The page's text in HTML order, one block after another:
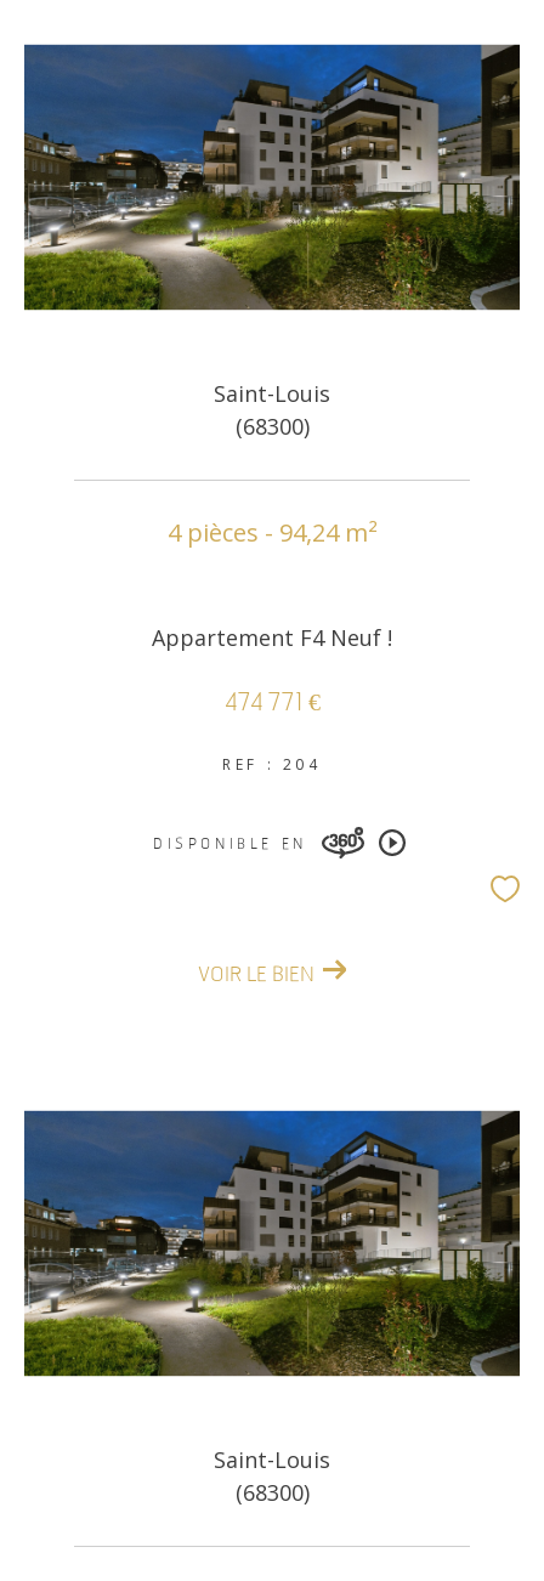
Saint-Louis
(68300)
4 pièces - 94,24 m²
Appartement F4 Neuf !
474 771 €
REF : 204
DISPONIBLE EN
VOIR LE BIEN
Saint-Louis
(68300)